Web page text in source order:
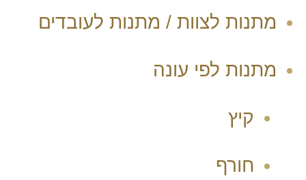
מתנות לצוות / מתנות לעובדים
מתנות לפי עונה
קיץ
חורף